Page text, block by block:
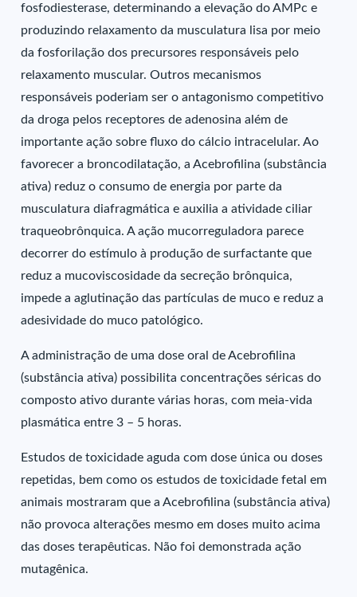
fosfodiesterase, determinando a elevação do AMPc e
produzindo relaxamento da musculatura lisa por meio
da fosforilação dos precursores responsáveis pelo
relaxamento muscular. Outros mecanismos
responsáveis poderiam ser o antagonismo competitivo
da droga pelos receptores de adenosina além de
importante ação sobre fluxo do cálcio intracelular. Ao
favorecer a broncodilatação, a Acebrofilina (substância
ativa) reduz o consumo de energia por parte da
musculatura diafragmática e auxilia a atividade ciliar
traqueobrônquica. A ação mucorreguladora parece
decorrer do estímulo à produção de surfactante que
reduz a mucoviscosidade da secreção brônquica,
impede a aglutinação das partículas de muco e reduz a
adesividade do muco patológico.
A administração de uma dose oral de Acebrofilina
(substância ativa) possibilita concentrações séricas do
composto ativo durante várias horas, com meia-vida
plasmática entre 3 – 5 horas.
Estudos de toxicidade aguda com dose única ou doses
repetidas, bem como os estudos de toxicidade fetal em
animais mostraram que a Acebrofilina (substância ativa)
não provoca alterações mesmo em doses muito acima
das doses terapêuticas. Não foi demonstrada ação
mutagênica.